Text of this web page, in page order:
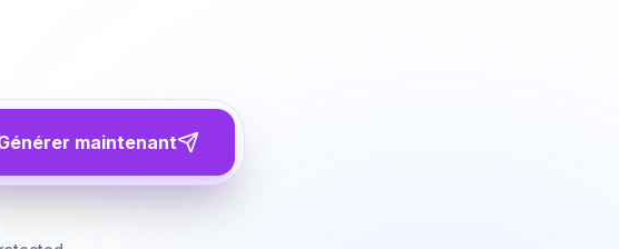
maintenant